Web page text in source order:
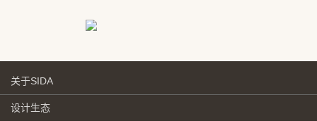
关于SIDA
设计生态